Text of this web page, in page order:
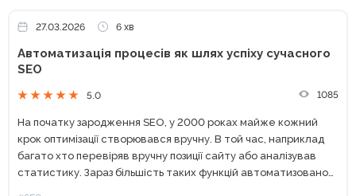
27.03.2026 6 хв
Автоматизація процесів як шлях успіху сучасного
SEO
5.0 1085
На початку зародження SEO, у 2000 роках майже кожний
крок оптимізації створювався вручну. В той час, наприклад
багато хто перевіряв вручну позиції сайту або аналізував
статистику. Зараз більшість таких функцій автоматизовано